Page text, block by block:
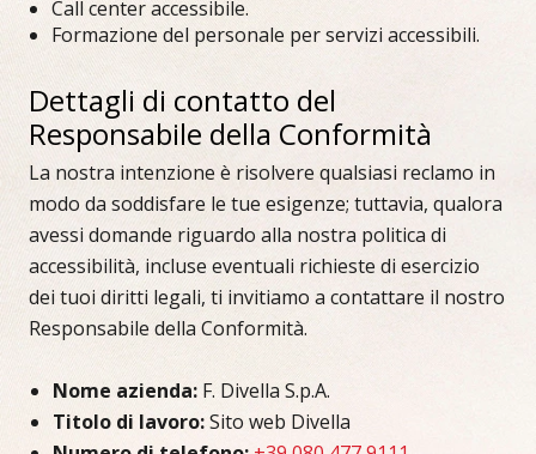
Call center accessibile.
Formazione del personale per servizi accessibili.
Dettagli di contatto del
Responsabile della Conformità
La nostra intenzione è risolvere qualsiasi reclamo in
modo da soddisfare le tue esigenze; tuttavia, qualora
avessi domande riguardo alla nostra politica di
accessibilità, incluse eventuali richieste di esercizio
dei tuoi diritti legali, ti invitiamo a contattare il nostro
Responsabile della Conformità.
Nome azienda: F. Divella S.p.A.
Titolo di lavoro:Sito web Divella